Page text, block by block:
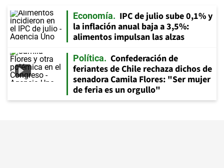
Economía
IPC de julio sube 0,1% y
la inflación anual baja a 3,5%:
alimentos impulsan las alzas
Política
Confederación de
feriantes de Chile rechaza dichos de
senadora Camila Flores: "Ser mujer
de feria es un orgullo"